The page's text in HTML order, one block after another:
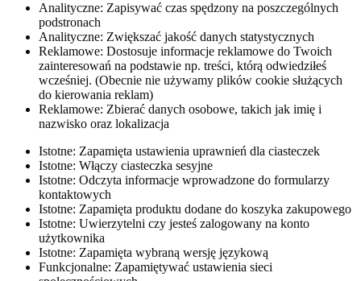
Analityczne: Zapisywać czas spędzony na poszczególnych
podstronach
Analityczne: Zwiększać jakość danych statystycznych
Reklamowe: Dostosuje informacje reklamowe do Twoich
zainteresowań na podstawie np. treści, którą odwiedziłeś
wcześniej. (Obecnie nie używamy plików cookie służących
do kierowania reklam)
Reklamowe: Zbierać danych osobowe, takich jak imię i
nazwisko oraz lokalizacja
Istotne: Zapamięta ustawienia uprawnień dla ciasteczek
Istotne: Włączy ciasteczka sesyjne
Istotne: Odczyta informacje wprowadzone do formularzy
kontaktowych
Istotne: Zapamięta produktu dodane do koszyka zakupowego
Istotne: Uwierzytelni czy jesteś zalogowany na konto
użytkownika
Istotne: Zapamięta wybraną wersję językową
Funkcjonalne: Zapamiętywać ustawienia sieci